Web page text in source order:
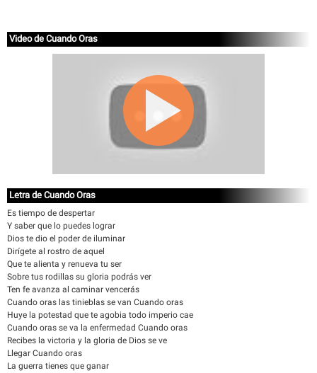
Video de Cuando Oras
Letra de Cuando Oras
Es tiempo de despertar
Y saber que lo puedes lograr
Dios te dio el poder de iluminar
Dirígete al rostro de aquel
Que te alienta y renueva tu ser
Sobre tus rodillas su gloria podrás ver
Ten fe avanza al caminar vencerás
Cuando oras las tinieblas se van Cuando oras
Huye la potestad que te agobia todo imperio cae
Cuando oras se va la enfermedad Cuando oras
Recibes la victoria y la gloria de Dios se ve
Llegar Cuando oras
La guerra tienes que ganar